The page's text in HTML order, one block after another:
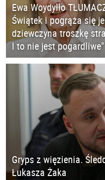
Ewa Woydyłło
Świątek i pogrąża się
dziewczyna troszkę
I to nie jest pogardliwe"
Gryps z więzienia.
Łukasza Żaka